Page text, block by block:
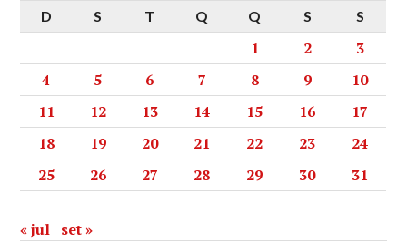
D
S T Q Q S S
1 2
3
4
5 6 7 8 9
10
11
12 13 14 15 16
17
18
19 20 21 22 23
24
25
26 27 28 29 30 31
« jul set »